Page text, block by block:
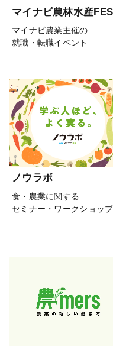
マイナビ農林水産
マイナビ農業主催の
就職・転職イベント
ノウラボ
食・農業に関する
セミナー・ワークショップ